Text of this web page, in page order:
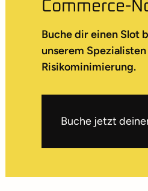
Commerce-
Buche dir einen Slot
unserem
Risikominimierung.
Buche jetzt